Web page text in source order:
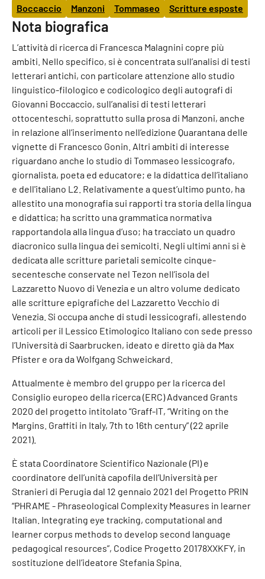
Boccaccio
Manzoni Tommaseo Scritture esposte
Nota biografica
L’attività di ricerca di Francesca Malagnini copre più
ambiti. Nello specifico, si è concentrata sull’analisi di testi
letterari antichi, con particolare attenzione allo studio
linguistico-filologico e codicologico degli autografi di
Giovanni Boccaccio, sull’analisi di testi letterari
ottocenteschi, soprattutto sulla prosa di Manzoni, anche
in relazione all’inserimento nell’edizione Quarantana delle
vignette di Francesco Gonin. Altri ambiti di interesse
riguardano anche lo studio di Tommaseo lessicografo,
giornalista, poeta ed educatore; e la didattica dell’italiano
e dell'italiano L2. Relativamente a quest’ultimo punto, ha
allestito una monografia sui rapporti tra storia della lingua
e didattica; ha scritto una grammatica normativa
rapportandola alla lingua d’uso; ha tracciato un quadro
diacronico sulla lingua dei semicolti. Negli ultimi anni si è
dedicata alle scritture parietali semicolte cinque-
secentesche conservate nel Tezon nell’isola del
Lazzaretto Nuovo di Venezia e un altro volume dedicato
alle scritture epigrafiche del Lazzaretto Vecchio di
Venezia. Si occupa anche di studi lessicografi, allestendo
articoli per il Lessico Etimologico Italiano con sede presso
l’Università di Saarbrucken, ideato e diretto già da Max
Pfister e ora da Wolfgang Schweickard.
Attualmente è membro del gruppo per la ricerca del
Consiglio europeo della ricerca (ERC) Advanced Grants
2020 del progetto intitolato “Graff-IT, “Writing on the
Margins. Graffiti in Italy, 7th to 16th century” (22 aprile
2021).
È stata Coordinatore Scientifico Nazionale (PI) e
coordinatore dell’unità capofila dell’Università per
Stranieri di Perugia dal 12 gennaio 2021 del Progetto PRIN
“PHRAME - Phraseological Complexity Measures in learner
Italian. Integrating eye tracking, computational and
learner corpus methods to develop second language
pedagogical resources”, Codice Progetto 20178XXKFY, in
sostituzione dell’ideatore Stefania Spina.